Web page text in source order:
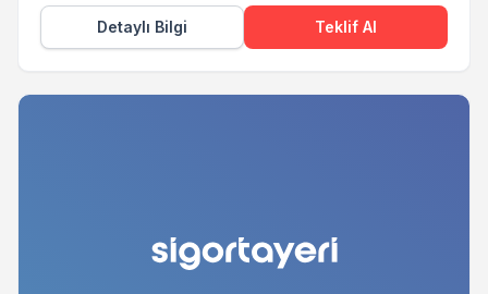
Detaylı Bilgi Teklif Al